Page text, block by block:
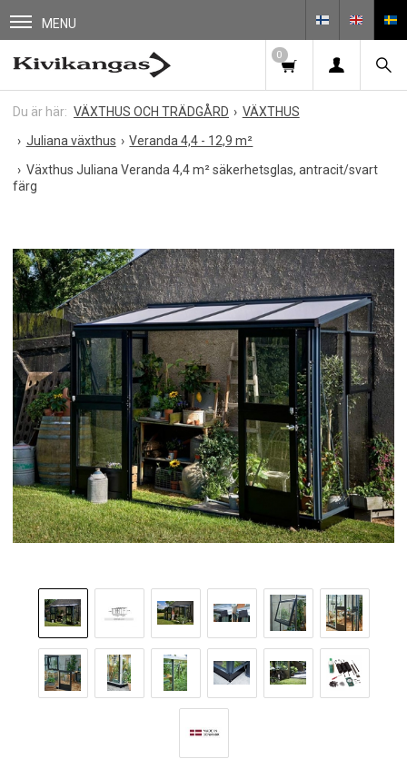
MENU
0
VÄXTHUS OCH TRÄDGÅRD
VÄXTHUS
Juliana växthus
Veranda 4,4 - 12,9 m²
Växthus Juliana Veranda 4,4 m² säkerhetsglas, antracit/svart
färg